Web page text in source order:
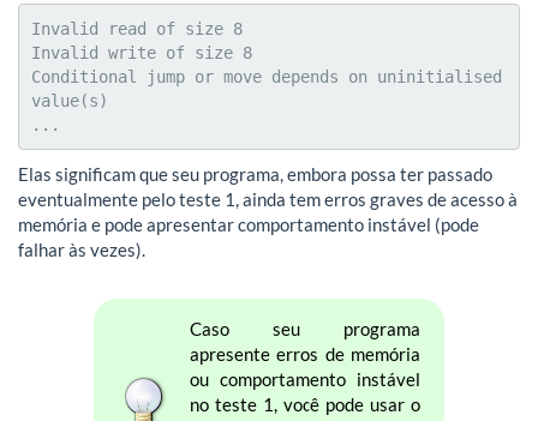
Invalid read of size 8
Invalid write of size 8
Conditional jump or move depends on uninitialised
value(s)
...
Elas significam que seu programa, embora possa ter passado
eventualmente pelo teste 1, ainda tem erros graves de acesso à
memória e pode apresentar comportamento instável (pode
falhar às vezes).
Caso seu programa
apresente erros de memória
ou comportamento instável
no teste 1, você pode usar o